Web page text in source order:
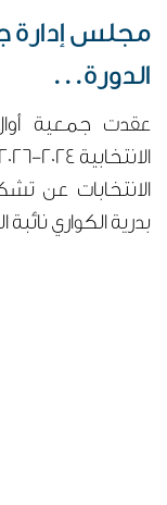
مجلس إدارة
الدورة...
عقدت جمعية
الانتخابات عن
بدرية الكواري نائبة